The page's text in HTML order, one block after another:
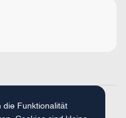
die Funktionalität